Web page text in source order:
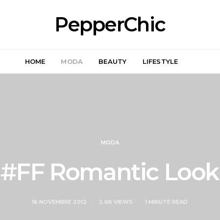
PepperChic
HOME MODA BEAUTY LIFESTYLE
MODA
#FF Romantic Look
16 NOVEMBRE 2012 2.6K VIEWS 1 MINUTE READ